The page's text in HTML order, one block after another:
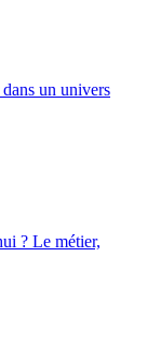
un univers
? Le métier,